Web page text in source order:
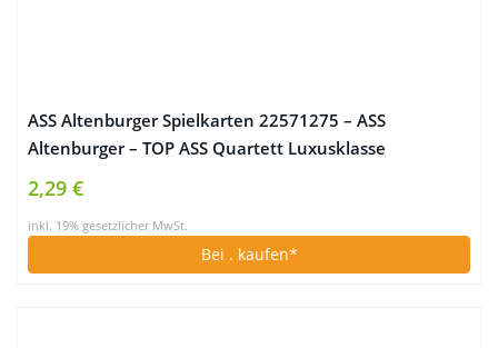
ASS Altenburger Spielkarten 22571275 – ASS
Altenburger – TOP ASS Quartett Luxusklasse
2,29 €
inkl. 19% gesetzlicher MwSt.
Bei . kaufen*